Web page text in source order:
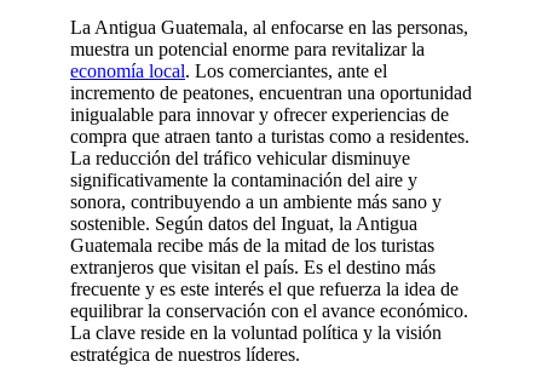
La Antigua Guatemala, al enfocarse en las personas,
muestra un potencial enorme para revitalizar la
economía local. Los comerciantes, ante el
incremento de peatones, encuentran una oportunidad
inigualable para innovar y ofrecer experiencias de
compra que atraen tanto a turistas como a residentes.
La reducción del tráfico vehicular disminuye
significativamente la contaminación del aire y
sonora, contribuyendo a un ambiente más sano y
sostenible. Según datos del Inguat, la Antigua
Guatemala recibe más de la mitad de los turistas
extranjeros que visitan el país. Es el destino más
frecuente y es este interés el que refuerza la idea de
equilibrar la conservación con el avance económico.
La clave reside en la voluntad política y la visión
estratégica de nuestros líderes.